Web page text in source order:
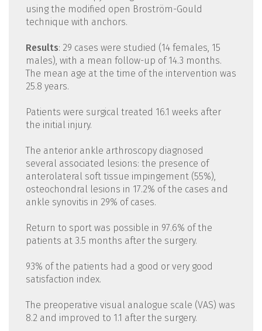
using the modified open Broström-Gould
technique with anchors.
Results: 29 cases were studied (14 females, 15
males), with a mean follow-up of 14.3 months.
The mean age at the time of the intervention was
25.8 years.
Patients were surgical treated 16.1 weeks after
the initial injury.
The anterior ankle arthroscopy diagnosed
several associated lesions: the presence of
anterolateral soft tissue impingement (55%),
osteochondral lesions in 17.2% of the cases and
ankle synovitis in 29% of cases.
Return to sport was possible in 97.6% of the
patients at 3.5 months after the surgery.
93% of the patients had a good or very good
satisfaction index.
The preoperative visual analogue scale (VAS) was
8.2 and improved to 1.1 after the surgery.